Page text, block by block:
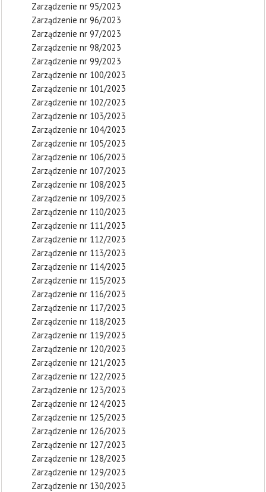
Zarządzenie nr 95/2023
Zarządzenie nr 96/2023
Zarządzenie nr 97/2023
Zarządzenie nr 98/2023
Zarządzenie nr 99/2023
Zarządzenie nr 100/2023
Zarządzenie nr 101/2023
Zarządzenie nr 102/2023
Zarządzenie nr 103/2023
Zarządzenie nr 104/2023
Zarządzenie nr 105/2023
Zarządzenie nr 106/2023
Zarządzenie nr 107/2023
Zarządzenie nr 108/2023
Zarządzenie nr 109/2023
Zarządzenie nr 110/2023
Zarządzenie nr 111/2023
Zarządzenie nr 112/2023
Zarządzenie nr 113/2023
Zarządzenie nr 114/2023
Zarządzenie nr 115/2023
Zarządzenie nr 116/2023
Zarządzenie nr 117/2023
Zarządzenie nr 118/2023
Zarządzenie nr 119/2023
Zarządzenie nr 120/2023
Zarządzenie nr 121/2023
Zarządzenie nr 122/2023
Zarządzenie nr 123/2023
Zarządzenie nr 124/2023
Zarządzenie nr 125/2023
Zarządzenie nr 126/2023
Zarządzenie nr 127/2023
Zarządzenie nr 128/2023
Zarządzenie nr 129/2023
Zarządzenie nr 130/2023